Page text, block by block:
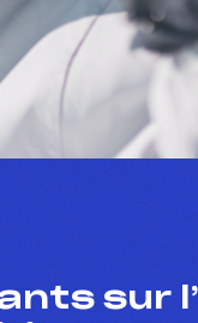
sur